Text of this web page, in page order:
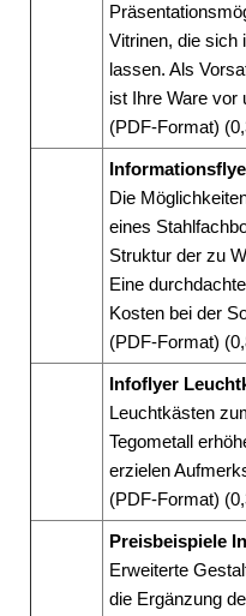
Vitrinen, die sich
lassen. Als
ist Ihre Ware vor
(PDF-Format)
Die
eines
Struktur der zu
Eine
Kosten bei der
(PDF-Format)
Infoflyer
Leuchtkästen
Tegometall
erzielen
(PDF-Format)
Preisbeispiele
Erweiterte
die Ergänzung